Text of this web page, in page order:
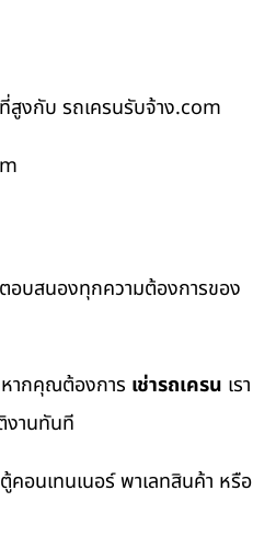
สูงกับ รถเครนรับจ้าง.com
อบสนองทุกความต้องการของ
ากคุณต้องการ เช่ารถเครน เรา
งานทันที
คอนเทนเนอร์ พาเลทสินค้า หรือ